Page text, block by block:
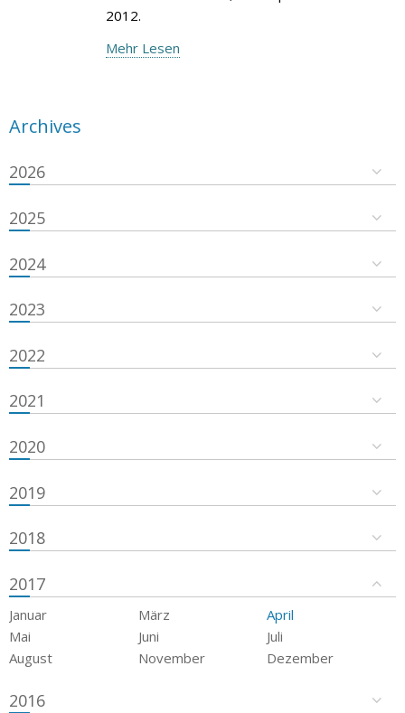
2012.
Mehr Lesen
Archives
2026
2025
2024
2023
2022
2021
2020
2019
2018
2017
Januar März
April
Mai
Juni
Juli
August
November Dezember
2016